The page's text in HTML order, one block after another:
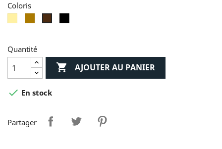
Coloris
Roux
Quantité
 AJOUTER AU PANIER
 En stock
Partager